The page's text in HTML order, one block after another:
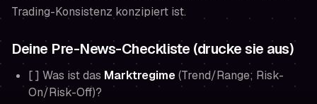
Trading-Konsistenz konzipiert ist.
Deine Pre-News-Checkliste (drucke sie aus)
[ ] Was ist das Marktregime(Trend/Range; Risk-
On/Risk-Off)?